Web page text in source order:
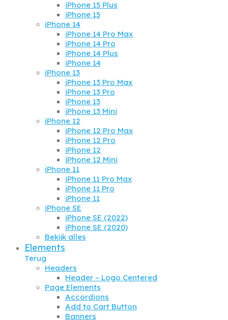
iPhone 15 Plus
iPhone 15
iPhone 14
iPhone 14 Pro Max
iPhone 14 Pro
iPhone 14 Plus
iPhone 14
iPhone 13
iPhone 13 Pro Max
iPhone 13 Pro
iPhone 13
iPhone 13 Mini
iPhone 12
iPhone 12 Pro Max
iPhone 12 Pro
iPhone 12
iPhone 12 Mini
iPhone 11
iPhone 11 Pro Max
iPhone 11 Pro
iPhone 11
iPhone SE
iPhone SE (2022)
iPhone SE (2020)
Bekijk alles
Elements
Terug
Headers
Header – Logo Centered
Page Elements
Accordions
Add to Cart Button
Banners